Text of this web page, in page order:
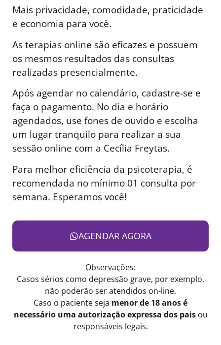
Mais privacidade, comodidade, praticidade
e economia para você.
As terapias online são eficazes e possuem
os mesmos resultados das consultas
realizadas presencialmente.
Após agendar no calendário, cadastre-se e
faça o pagamento. No dia e horário
agendados, use fones de ouvido e escolha
um lugar tranquilo para realizar a sua
sessão online com a Cecília Freytas.
Para melhor eficiência da psicoterapia, é
recomendada no mínimo 01 consulta por
semana. Esperamos você!
AGENDAR AGORA
Observações:
Casos sérios como depressão grave, por exemplo,
não poderão ser atendidos on-line.
Caso o paciente seja menor de 18 anos é
necessário uma autorização expressa dos paisou
responsáveis legais.